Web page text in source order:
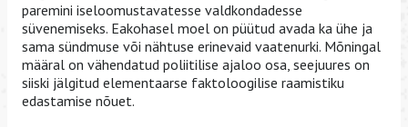
paremini iseloomustavatesse valdkondadesse
süvenemiseks. Eakohasel moel on püütud avada ka ühe ja
sama sündmuse või nähtuse erinevaid vaatenurki. Mõningal
määral on vähendatud poliitilise ajaloo osa, seejuures on
siiski jälgitud elementaarse faktoloogilise raamistiku
edastamise nõuet.